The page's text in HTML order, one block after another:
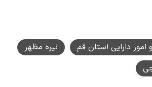
دارایی استان قم
نیره مظهر